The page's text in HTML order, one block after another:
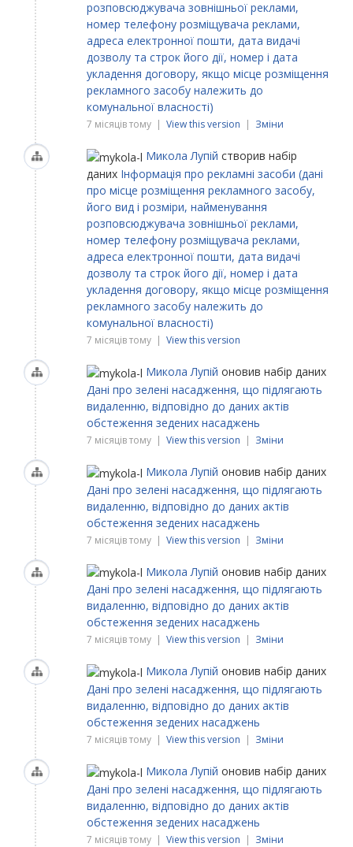
розповсюджувача зовнішньої реклами,
номер телефону розміщувача реклами,
адреса електронної пошти, дата видачі
дозволу та строк його дії, номер і дата
укладення договору, якщо місце розміщення
рекламного засобу належить до
комунальної власності)
7 місяців тому | View this version Зміни
Микола Лупій створив набір
даних Інформація про рекламні засоби (дані
про місце розміщення рекламного засобу,
його вид і розміри, найменування
розповсюджувача зовнішньої реклами,
номер телефону розміщувача реклами,
адреса електронної пошти, дата видачі
дозволу та строк його дії, номер і дата
укладення договору, якщо місце розміщення
рекламного засобу належить до
комунальної власності)
7 місяців тому | View this version
Микола Лупій оновив набір даних
Дані про зелені насадження, що підлягають
видаленню, відповідно до даних актів
обстеження зедених насаджень
7 місяців тому | View this version | Зміни
Микола Лупій оновив набір даних
Дані про зелені насадження, що підлягають
видаленню, відповідно до даних актів
обстеження зедених насаджень
7 місяців тому | View this version | Зміни
Микола Лупій оновив набір даних
Дані про зелені насадження, що підлягають
видаленню, відповідно до даних актів
обстеження зедених насаджень
7 місяців тому | View this version Зміни
Микола Лупій оновив набір даних
Дані про зелені насадження, що підлягають
видаленню, відповідно до даних актів
обстеження зедених насаджень
7 місяців тому | View this version | Зміни
Микола Лупій оновив набір даних
Дані про зелені насадження, що підлягають
видаленню, відповідно до даних актів
обстеження зедених насаджень
7 місяців тому | View this version | Зміни